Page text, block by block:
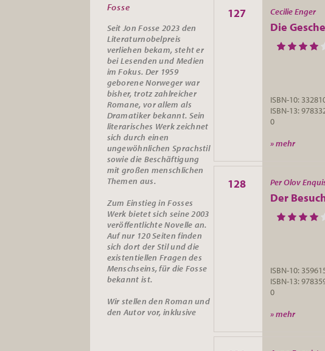
127 Cecilie Enger
Die
ISBN-10:
ISBN-13:
0
» mehr
128 Per Olov
Der
ISBN-10:
ISBN-13:
0
» mehr
Fosse
Seit Jon Fosse 2023 den
Literaturnobelpreis
verliehen bekam, steht er
bei Lesenden und Medien
im Fokus. Der 1959
geborene Norweger war
bisher, trotz zahlreicher
Romane, vor allem als
Dramatiker bekannt. Sein
literarisches Werk zeichnet
sich durch einen
ungewöhnlichen Sprachstil
sowie die Beschäftigung
mit großen menschlichen
Themen aus.
Zum Einstieg in Fosses
Werk bietet sich seine 2003
veröffentlichte Novelle an.
Auf nur 120 Seiten finden
sich dort der Stil und die
existentiellen Fragen des
Menschseins, für die Fosse
bekannt ist.
Wir stellen den Roman und
den Autor vor, inklusive